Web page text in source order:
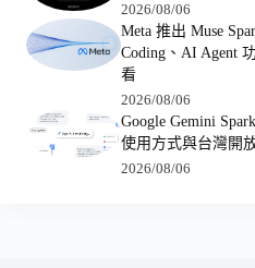
2026/08/06
Meta 推出 Muse
Coding、AI Agent
看
2026/08/06
Google Gemini
使用方式與台灣開
2026/08/06